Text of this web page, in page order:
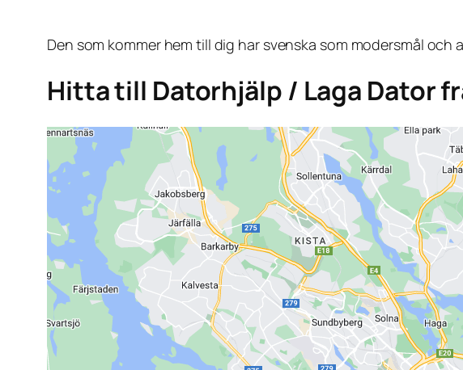
Den som kommer hem till dig har svenska som modersmål
Hitta till Datorhjälp / Laga Dator